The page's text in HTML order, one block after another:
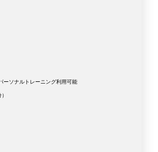
ーソナルトレーニング利用可能